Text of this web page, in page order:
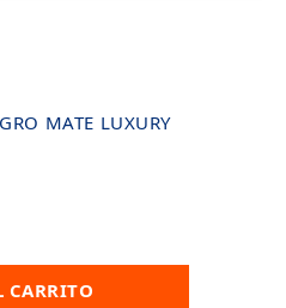
MATE LUXURY
CARRITO